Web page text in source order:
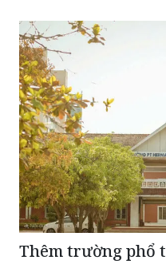
Thêm trường phổ